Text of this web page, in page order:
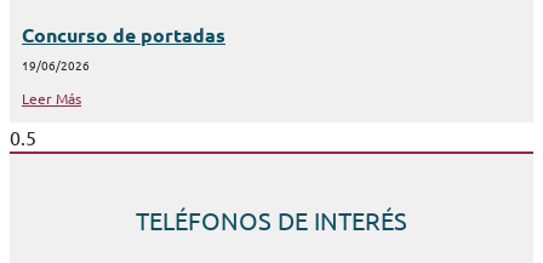
Concurso de portadas
19/06/2026
Leer Más
TELÉFONOS DE INTERÉS